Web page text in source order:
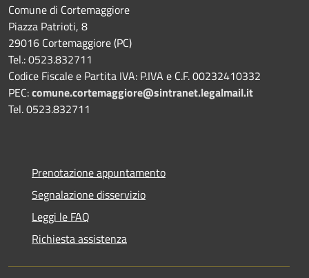
Comune di Cortemaggiore
Piazza Patrioti, 8
29016 Cortemaggiore (PC)
Tel.: 0523.832711
Codice Fiscale e Partita IVA: P.IVA e C.F. 00232410332
PEC:comune.cortemaggiore@sintranet.legalmail.it
Tel. 0523.832711
Prenotazione appuntamento
Segnalazione disservizio
Leggi le FAQ
Richiesta assistenza